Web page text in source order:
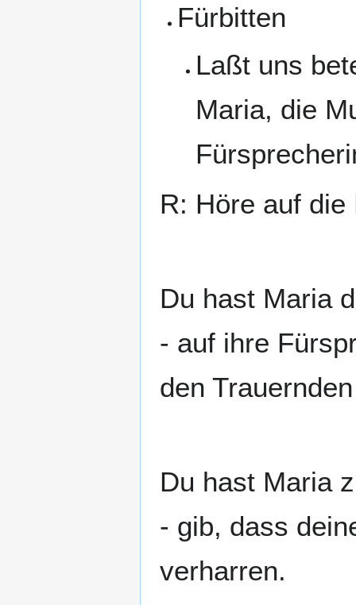
Fürbitten
Laßt uns
Maria, die
R: Höre auf
Du hast Maria
- auf ihre
den
Du hast Maria
- gib, dass
verharren.